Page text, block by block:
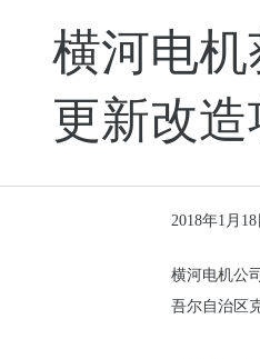
横河电
更新改造
2018年1月18
横河电机公
吾尔自治区